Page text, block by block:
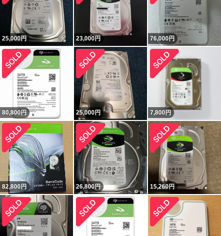
25,000円 23,000円 76,000円
80,800円 25,000円 7,800円
82,800円 26,800円 15,260円